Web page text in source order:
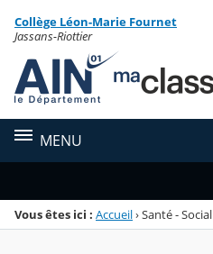
Menu de la rubrique
Contenu
Collège Léon-Marie Fournet
Jassans-Riottier
MENU
Vous êtes ici : Accueil›Santé - Social